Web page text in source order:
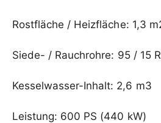
Rostfläche / Heizfläche: 1,3
Siede- / Rauchrohre: 95 / 15
Kesselwasser-Inhalt: 2,6 m3
Leistung: 600 PS (440 kW)